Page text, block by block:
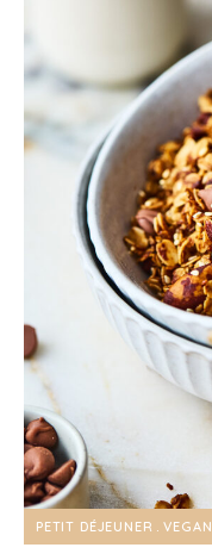
PETIT DÉJEUNER VEGAN